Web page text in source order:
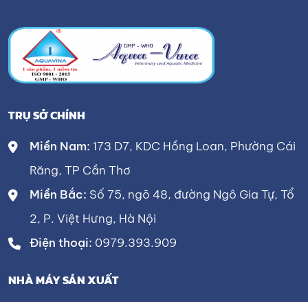
TRỤ SỞ CHÍNH
Miền Nam: 173 D7, KDC Hồng Loan, Phường Cái
Răng, TP Cần Thơ
Miền Bắc: Số 75, ngõ 48, đường Ngô Gia Tự, Tổ
2, P. Việt Hưng, Hà Nội
Điện thoại: 0979.393.909
NHÀ MÁY SẢN XUẤT